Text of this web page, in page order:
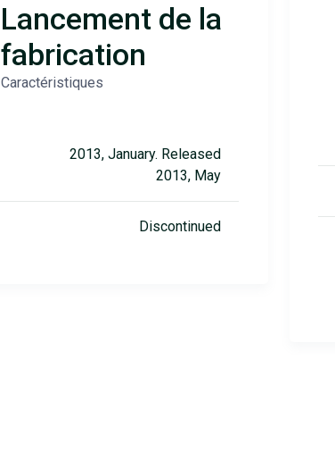
Lancement de la
fabrication
Caractéristiques
2013, January. Released
2013, May
Discontinued